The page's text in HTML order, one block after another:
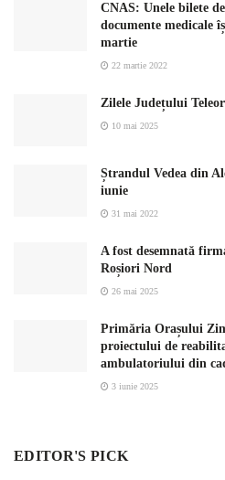
CNAS: Unele bilete
documente medicale
martie
22 martie 2022
Zilele Județului
10 mai 2025
Ștrandul Vedea din
iunie
31 mai 2022
A fost desemnată
Roșiori Nord
26 mai 2025
Primăria Orașului
proiectului de
ambulatoriului din
3 iunie 2025
EDITOR'S PICK